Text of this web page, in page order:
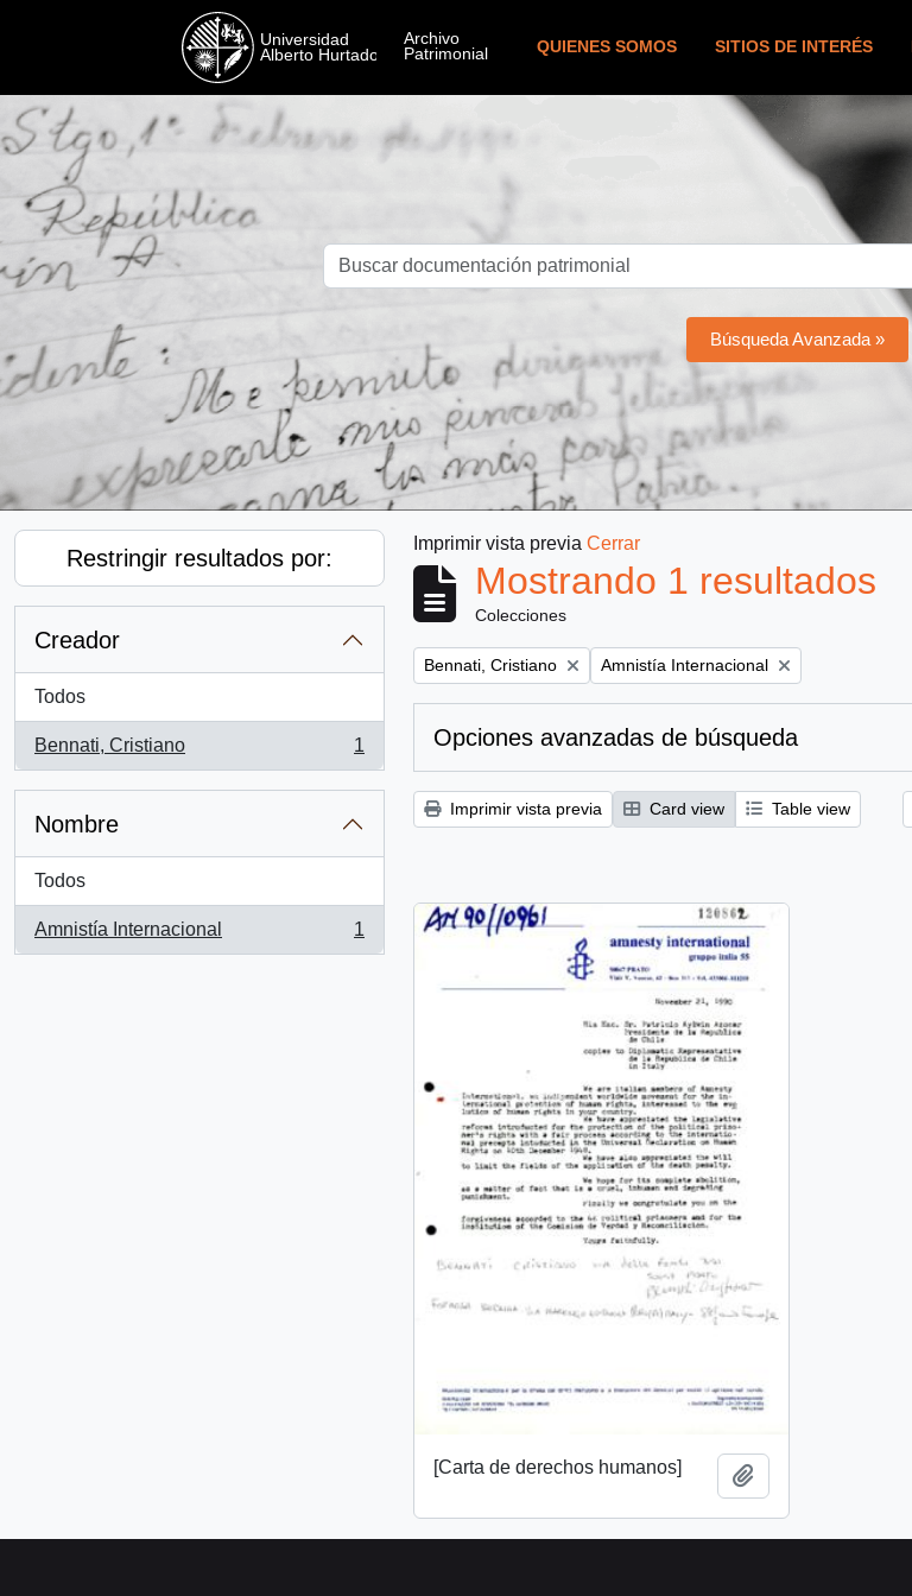
QUIENES SOMOS SITIOS DE INTERÉS
Búsqueda Avanzada »
Restringir resultados por:
Creador
Todos
Bennati, Cristiano
, 1 resultados
1
Nombre
Todos
Amnistía Internacional
, 1 resultados
1
Imprimir vista previa Cerrar
Mostrando 1 resultados
Colecciones
Remove filter:
Bennati, Cristiano Remove filter:
Amnistía Internacional
Opciones avanzadas de búsqueda
Imprimir vista previa Card view Table view
[Carta de derechos humanos]